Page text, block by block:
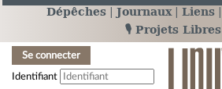
Dépêches Journaux Liens
🎙️ Projets Libres
Se connecter
Identifiant